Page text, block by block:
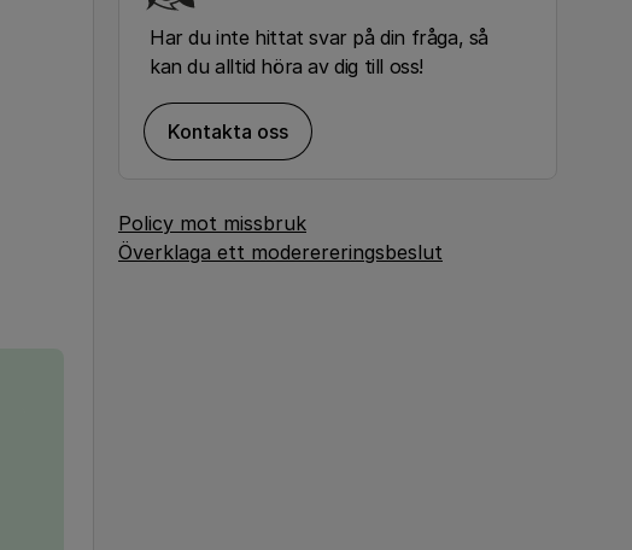
Har du inte hittat svar på din fråga, så
kan du alltid höra av dig till oss!
Kontakta oss
Policy mot missbruk
Överklaga ett moderereringsbeslut